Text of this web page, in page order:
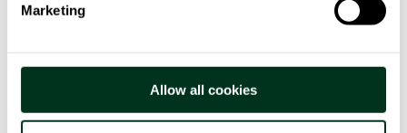
Marketing
Allow all cookies